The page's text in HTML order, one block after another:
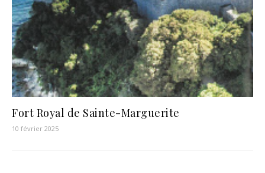
Fort Royal de Sainte-Marguerite
10 février 2025